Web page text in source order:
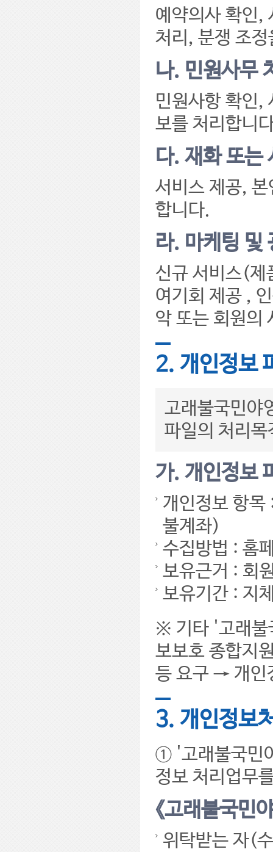
예약의사 확인,
처리, 분쟁 조
나. 민원사무
민원사항 확인,
보를 처리합니
다. 재화 또는
서비스 제공,
합니다.
라. 마케팅 및
신규 서비스(제
여기회 제공 ,
악 또는 회원의
2. 개인정보
고래불국민야
파일의 처리
가. 개인정보
개인정보 항
불계좌)
수집방법 : 홈
보유근거 : 회
보유기간 : 지
※ 기타 '고래불
보보호 종합
등 요구 → 개인
3. 개인정보
① '고래불국민
정보 처리업무
《고래불국민
위탁받는 자(